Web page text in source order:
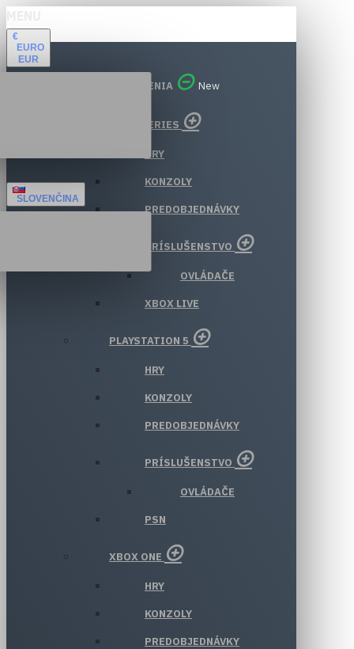
€
EURO
EUR
SLOVENČINA
VŠETKY ODDELENIA New
XBOX SERIES
HRY
KONZOLY
PREDOBJEDNÁVKY
PRÍSLUŠENSTVO
OVLÁDAČE
XBOX LIVE
PLAYSTATION 5
HRY
KONZOLY
PREDOBJEDNÁVKY
PRÍSLUŠENSTVO
OVLÁDAČE
PSN
XBOX ONE
HRY
KONZOLY
PREDOBJEDNÁVKY